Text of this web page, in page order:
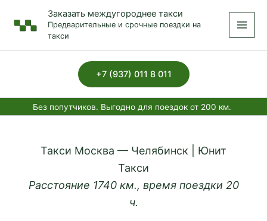
содержимому
Заказать междугороднее такси
Предварительные и срочные поездки на
такси
+7 (937) 011 8 011
Без попутчиков. Выгодно для поездок от 200 км.
Такси Москва — Челябинск | Юнит
Такси
Расстояние 1740 км., время поездки 20
ч.